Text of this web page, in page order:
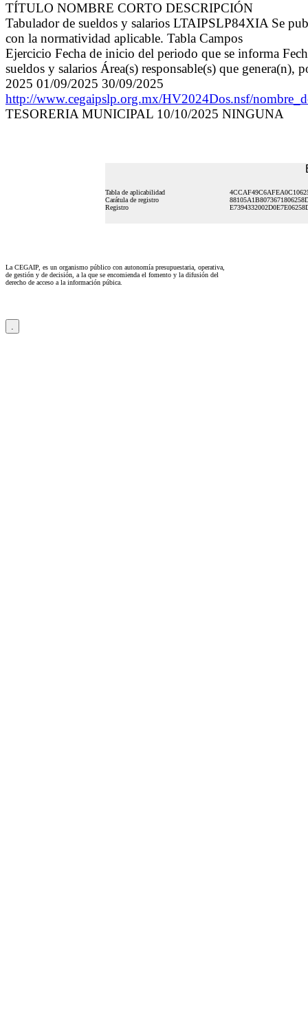
TÍTULO NOMBRE CORTO DESCRIPCIÓN
Tabulador de sueldos y salarios LTAIPSLP84XIA Se
con la normatividad aplicable. Tabla Campos
Ejercicio Fecha de inicio del periodo que se informa
sueldos y salarios Área(s) responsable(s) que
2025 01/09/2025 30/09/2025
http://www.cegaipslp.org.mx/HV2024Dos.nsf/
TESORERIA MUNICIPAL 10/10/2025 NINGUNA
Tabla de aplicabilidad
Carátula de registro
Registro
La CEGAIP, es un organismo público con autonomía presupuestaria, operativa,
de gestión y de decisión, a la que se encomienda el fomento y la difusión del
derecho de acceso a la información púbica.